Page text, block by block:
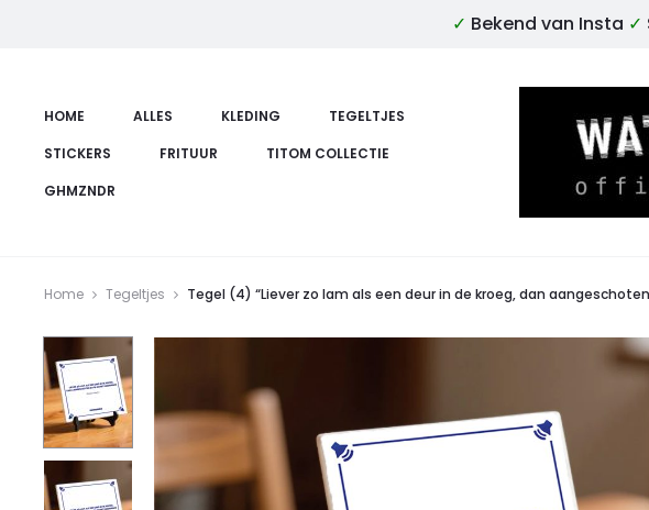
✓ Bekend van Insta ✓
HOME ALLES KLEDING
TEGELTJES
STICKERS
FRITUUR
TITOM COLLECTIE
GHMZNDR
Home Tegeltjes Tegel (4) “Liever zo lam als een deur in de kroeg, dan